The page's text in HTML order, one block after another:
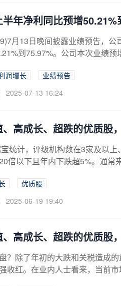
年净利同比预增50.21%
月13日晚间披露业绩预告，
到75.97%。公司本次业绩
润增长
业绩预告
2025-07-13 16:24
高成长、超跌的优质股
统计，评级机构数在3家及以
倍以下且年内下跌超5%。通
优质股
2025-06-19 19:40
高成长、超跌的优质股
？除了年初的大跌和关税造成
收红。在业内人士看来，当前